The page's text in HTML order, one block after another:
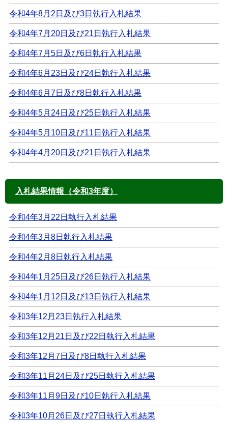
令和4年8月2日及び3日執行入札結果
令和4年7月20日及び21日執行入札結果
令和4年7月5日及び6日執行入札結果
令和4年6月23日及び24日執行入札結果
令和4年6月7日及び8日執行入札結果
令和4年5月24日及び25日執行入札結果
令和4年5月10日及び11日執行入札結果
令和4年4月20日及び21日執行入札結果
入札結果情報（令和3年度）
令和4年3月22日執行入札結果
令和4年3月8日執行入札結果
令和4年2月8日執行入札結果
令和4年1月25日及び26日執行入札結果
令和4年1月12日及び13日執行入札結果
令和3年12月23日執行入札結果
令和3年12月21日及び22日執行入札結果
令和3年12月7日及び8日執行入札結果
令和3年11月24日及び25日執行入札結果
令和3年11月9日及び10日執行入札結果
令和3年10月26日及び27日執行入札結果